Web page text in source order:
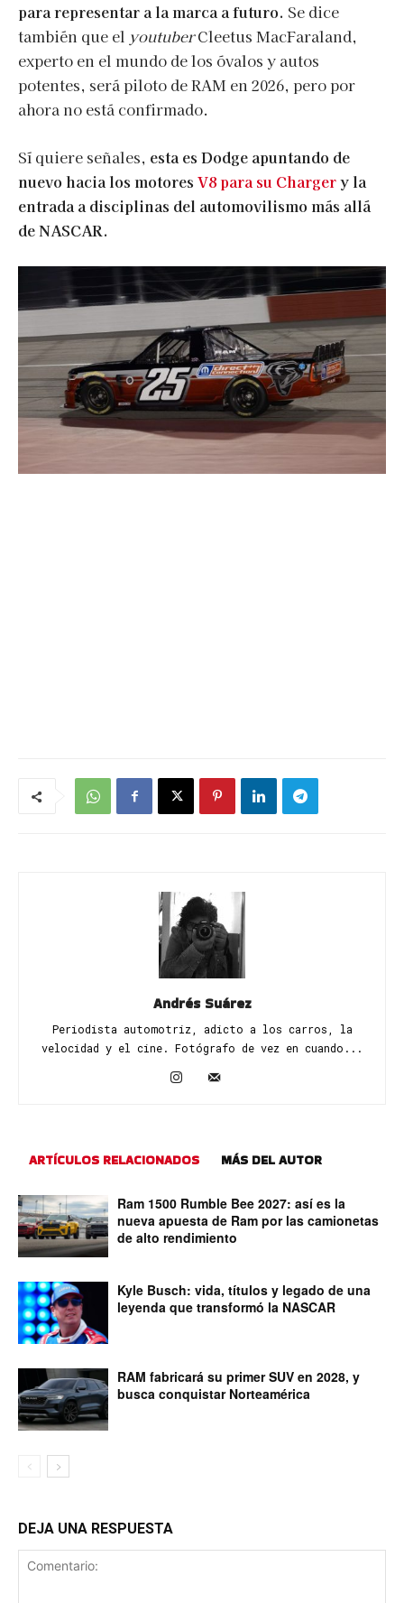
para representar a la marca a futuro. Se dice
también que el youtuberCleetus MacFaraland,
experto en el mundo de los óvalos y autos
potentes, será piloto de RAM en 2026, pero por
ahora no está confirmado.
Sí quiere señales, esta es Dodge apuntando de
nuevo hacia los motores V8 para su Chargery la
entrada a disciplinas del automovilismo más allá
de NASCAR.
Andrés Suárez
Periodista automotriz, adicto a los carros, la
velocidad y el cine. Fotógrafo de vez en cuando...
ARTÍCULOS RELACIONADOS MÁS DEL AUTOR
Ram 1500 Rumble Bee 2027: así es la
nueva apuesta de Ram por las camionetas
de alto rendimiento
Kyle Busch: vida, títulos y legado de una
leyenda que transformó la NASCAR
RAM fabricará su primer SUV en 2028, y
busca conquistar Norteamérica
DEJA UNA RESPUESTA